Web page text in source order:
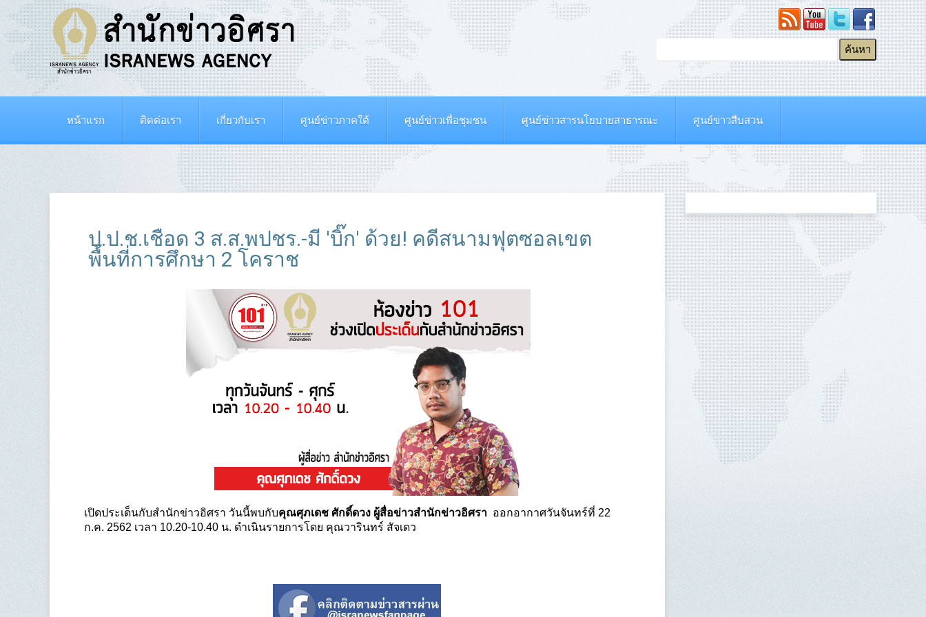
หน้าแรก ติดต่อเรา เกี่ยวกับเรา ศูนย์ข่าวภาคใต้ ศูนย์ข่าวเพื่อชุมชน ศูนย์ข่าวสารนโยบายสาธารณะ ศูนย์ข่าวสืบสวน
ป.ป.ช.เชือด 3 ส.ส.พปชร.-มี 'บิ๊ก' ด้วย! คดีสนามฟุตซอลเขต
พื้นที่การศึกษา 2 โคราช
เปิดประเด็นกับสำนักข่าวอิศรา วันนี้พบกับคุณศุภเดช ศักดิ์ดวง ผู้สื่อข่าวสำนักข่าวอิศรา ออกอากาศวันจันทร์ที่ 22
ก.ค. 2562 เวลา 10.20-10.40 น. ดำเนินรายการโดย คุณวารินทร์ สัจเดว